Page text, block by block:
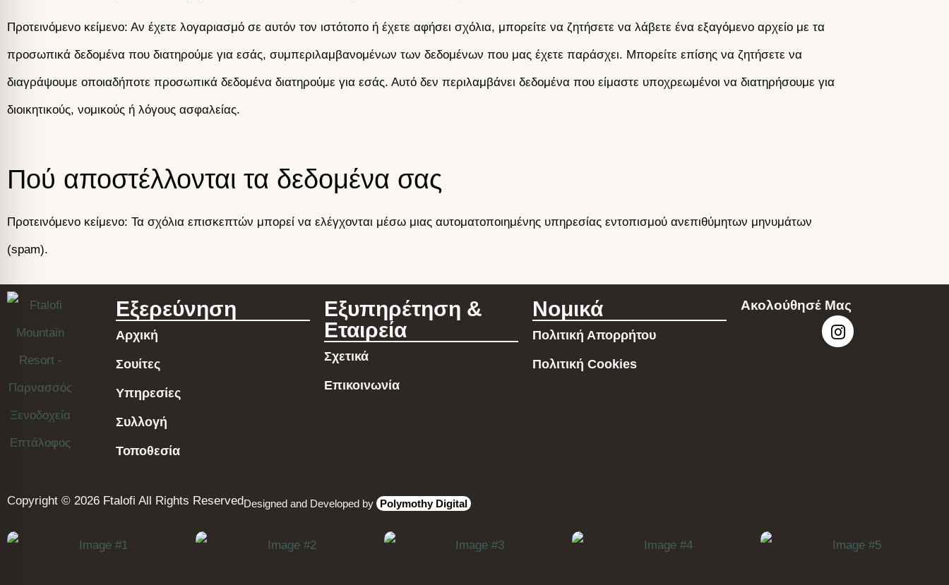
Προτεινόμενο κείμενο: Αν έχετε λογαριασμό σε αυτόν τον ιστότοπο ή έχετε αφήσει σχόλια, μπορείτε να ζητήσετε να λάβετε ένα εξαγόμενο αρχείο με τα
προσωπικά δεδομένα που διατηρούμε για εσάς, συμπεριλαμβανομένων των δεδομένων που μας έχετε παράσχει. Μπορείτε επίσης να ζητήσετε να
διαγράψουμε οποιαδήποτε προσωπικά δεδομένα διατηρούμε για εσάς. Αυτό δεν περιλαμβάνει δεδομένα που είμαστε υποχρεωμένοι να διατηρήσουμε για
διοικητικούς, νομικούς ή λόγους ασφαλείας.
Πού αποστέλλονται τα δεδομένα σας
Προτεινόμενο κείμενο: Τα σχόλια επισκεπτών μπορεί να ελέγχονται μέσω μιας αυτοματοποιημένης υπηρεσίας εντοπισμού ανεπιθύμητων μηνυμάτων
(spam).
Εξερεύνηση
Αρχική
Σουίτες
Υπηρεσίες
Συλλογή
Τοποθεσία
Εξυπηρέτηση &
Εταιρεία
Σχετικά
Επικοινωνία
Νομικά
Πολιτική Απορρήτου
Πολιτική Cookies
Ακολούθησέ Μας
Copyright © 2026 Ftalofi All Rights ReservedDesigned and Developed by Polymothy Digital